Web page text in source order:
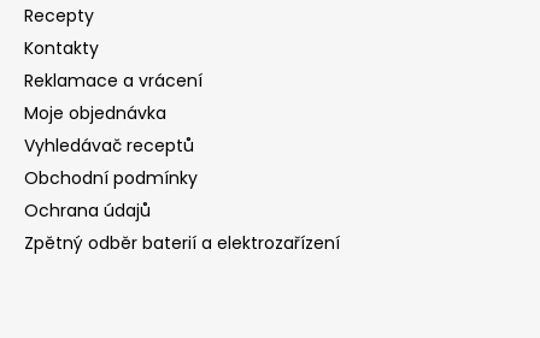
Recepty
Kontakty
Reklamace a vrácení
Moje objednávka
Vyhledávač receptů
Obchodní podmínky
Ochrana údajů
Zpětný odběr baterií a elektrozařízení